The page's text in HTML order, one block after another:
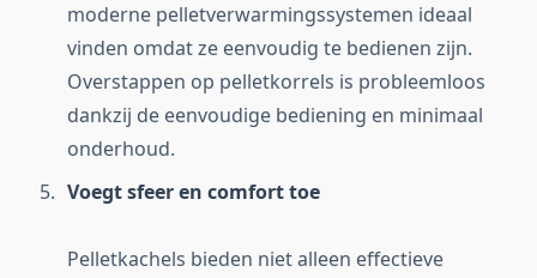
moderne pelletverwarmingssystemen ideaal
vinden omdat ze eenvoudig te bedienen zijn.
Overstappen op pelletkorrels is probleemloos
dankzij de eenvoudige bediening en minimaal
onderhoud.
Voegt sfeer en comfort toe
Pelletkachels bieden niet alleen effectieve